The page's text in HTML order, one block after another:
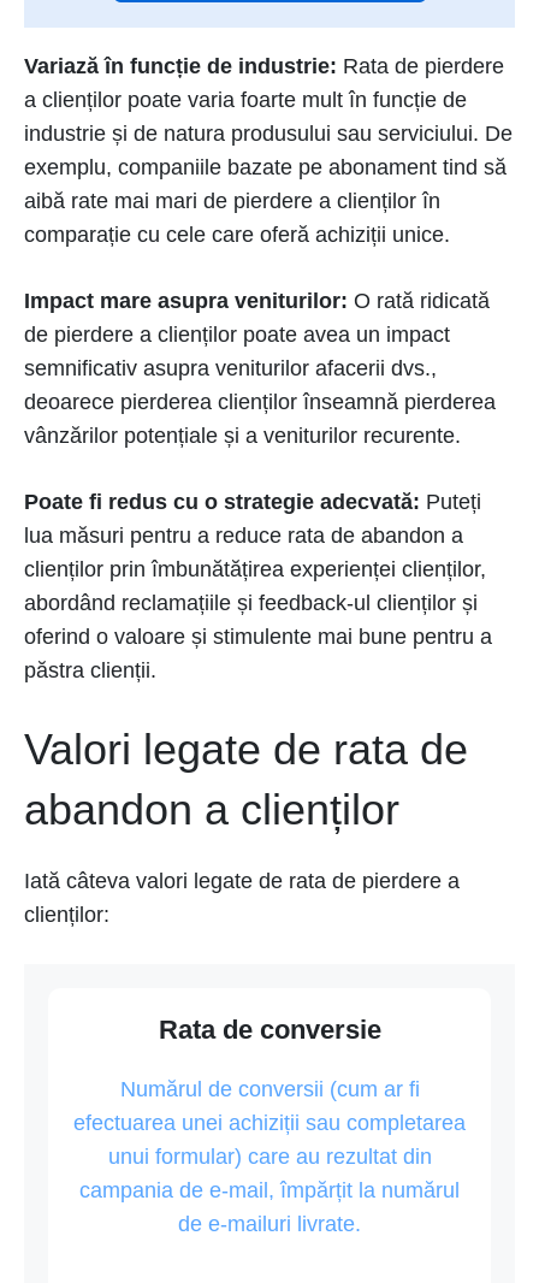
Variază în funcție de industrie: Rata de pierdere
a clienților poate varia foarte mult în funcție de
industrie și de natura produsului sau serviciului. De
exemplu, companiile bazate pe abonament tind să
aibă rate mai mari de pierdere a clienților în
comparație cu cele care oferă achiziții unice.
Impact mare asupra veniturilor: O rată ridicată
de pierdere a clienților poate avea un impact
semnificativ asupra veniturilor afacerii dvs.,
deoarece pierderea clienților înseamnă pierderea
vânzărilor potențiale și a veniturilor recurente.
Poate fi redus cu o strategie adecvată: Puteți
lua măsuri pentru a reduce rata de abandon a
clienților prin îmbunătățirea experienței clienților,
abordând reclamațiile și feedback-ul clienților și
oferind o valoare și stimulente mai bune pentru a
păstra clienții.
Valori legate de rata de
abandon a clienților
Iată câteva valori legate de rata de pierdere a
clienților:
Rata de conversie
Numărul de conversii (cum ar fi
efectuarea unei achiziții sau completarea
unui formular) care au rezultat din
campania de e-mail, împărțit la numărul
de e-mailuri livrate.